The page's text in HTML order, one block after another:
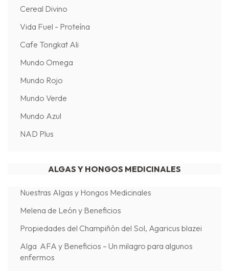
Cereal Divino
Vida Fuel - Proteína
Cafe Tongkat Ali
Mundo Omega
Mundo Rojo
Mundo Verde
Mundo Azul
NAD Plus
ALGAS Y HONGOS MEDICINALES
Nuestras Algas y Hongos Medicinales
Melena de León y Beneficios
Propiedades del Champiñón del Sol, Agaricus blazei
Alga AFA y Beneficios – Un milagro para algunos
enfermos